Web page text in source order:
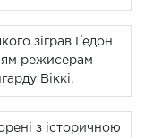
зіграв Ґедон
режисерам
Віккі.
з історичною